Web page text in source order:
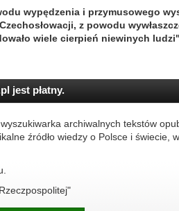
wypędzenia i przymusowego
z powodu
wiele cierpień niewinych
jest płatny.
archiwalnych tekstów
źródło wiedzy o Polsce i świecie,